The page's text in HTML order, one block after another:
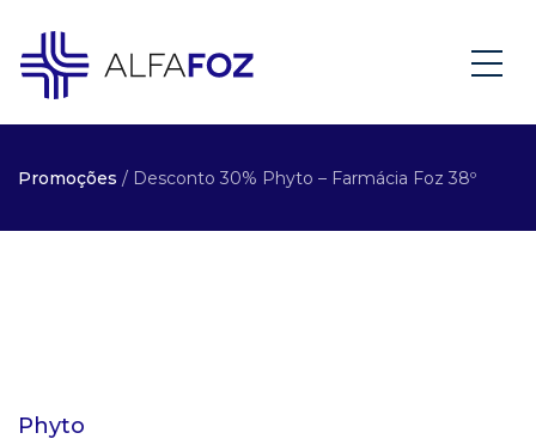
Promoções / Desconto 30% Phyto – Farmácia Foz 38º
Phyto